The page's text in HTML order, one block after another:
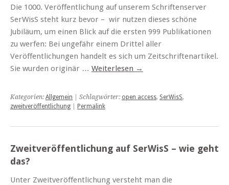
Die 1000. Veröffentlichung auf unserem Schriftenserver
SerWisS steht kurz bevor – wir nutzen dieses schöne
Jubiläum, um einen Blick auf die ersten 999 Publikationen
zu werfen: Bei ungefähr einem Drittel aller
Veröffentlichungen handelt es sich um Zeitschriftenartikel.
Sie wurden originär … Weiterlesen →
Kategorien: Allgemein | Schlagwörter: open access, SerWisS,
zweitveröffentlichung
Permalink
Zweitveröffentlichung auf SerWisS – wie geht
das?
Unter Zweitveröffentlichung versteht man die